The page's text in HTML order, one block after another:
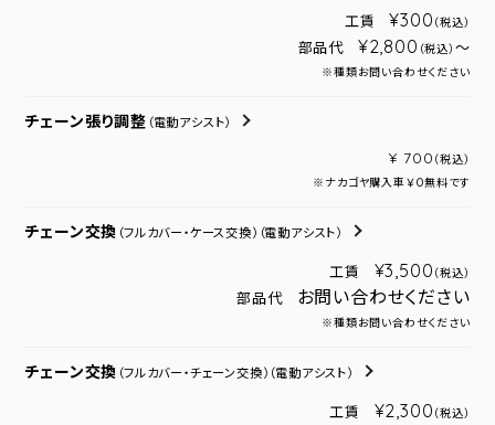
工賃 ¥300 （税込）
部品代 ¥2,800 （税込） ～
※種類お問い合わせください
チェーン張り調整 （電動アシスト）
¥ 700 （税込）
※ナカゴヤ購入車￥０無料です
チェーン交換 （フルカバー・ケース交換） （電動アシスト）
工賃 ¥3,500 （税込）
部品代 お問い合わせください
※種類お問い合わせください
チェーン交換 （フルカバー・チェーン交換） （電動アシスト）
工賃 ¥2,300 （税込）